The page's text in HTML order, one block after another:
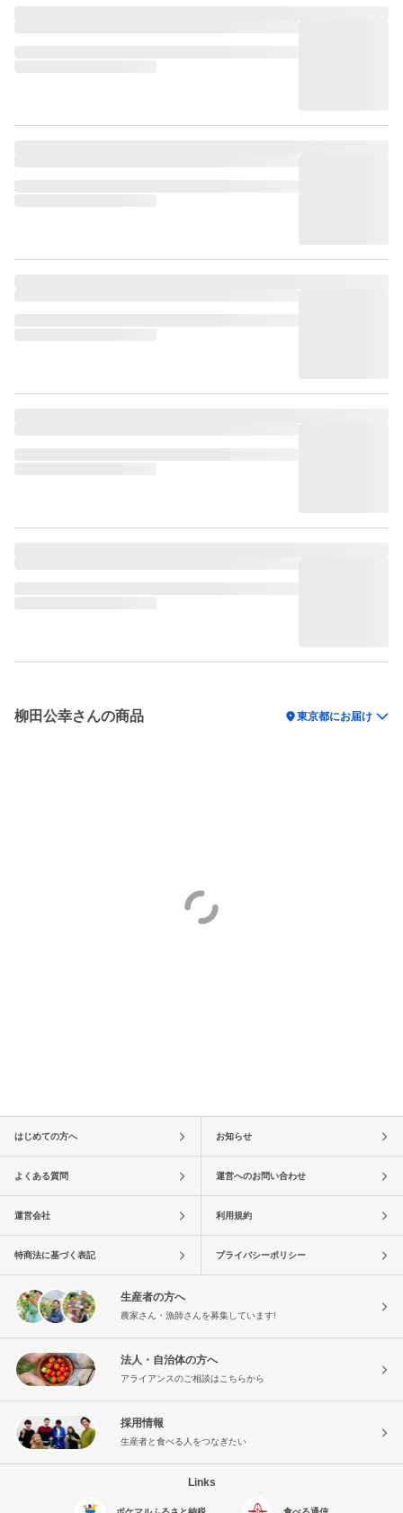
柳田公幸さんの商品 location_on東京都にお届け
はじめての方へ お知らせ
よくある質問 運営へのお問い合わせ
運営会社 利用規約
特商法に基づく表記 プライバシーポリシー
生産者の方へ
農家さん・漁師さんを募集しています!
法人・自治体の方へ
アライアンスのご相談はこちらから
採用情報
生産者と食べる人をつなぎたい
Links